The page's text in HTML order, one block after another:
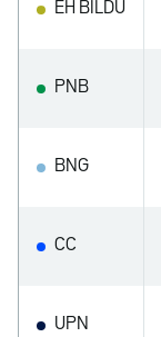
EH BILDU
PNB
BNG
CC
UPN